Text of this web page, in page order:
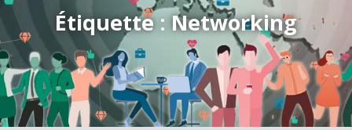
Étiquette : Networking